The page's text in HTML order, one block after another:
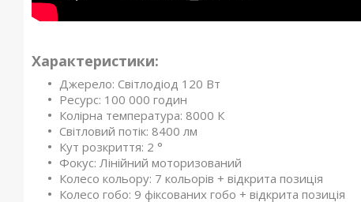
Характеристики:
Джерело: Світлодіод 120 Вт
Ресурс: 100 000 годин
Колірна температура: 8000 К
Світловий потік: 8400 лм
Кут розкриття: 2 °
Фокус: Лінійний моторизований
Колесо кольору: 7 кольорів + відкрита позиція
Колесо гобо: 9 фіксованих гобо + відкрита позиція